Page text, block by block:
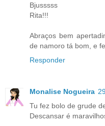
Bjusssss
Rita!!!
Abraços bem
de namoro tá bom, e
Responder
Monalise Nogueira
Tu fez bolo de grude
Descansar é